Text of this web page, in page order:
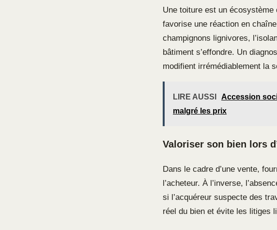
Une toiture est un écosystème
favorise une réaction en
champignons lignivores,
bâtiment s’effondre. Un
modifient irrémédiablement la
LIRE AUSSI
Accession
malgré les prix
Valoriser son bien lors
Dans le cadre d’une vente,
l’acheteur. À l’inverse,
si l’acquéreur suspecte des
réel du bien et évite les litiges